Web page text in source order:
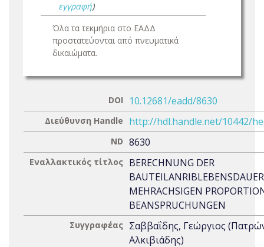
εγγραφή)
Όλα τα τεκμήρια στο ΕΑΔΔ
προστατεύονται από πνευματικά
δικαιώματα.
DOI 10.12681/eadd/8630
Διεύθυνση Handle http://hdl.handle.net/10442/
ND 8630
Εναλλακτικός τίτλος BERECHNUNG DER
MEHRACHSIGEN
BEANSPRUCHUNGEN
Συγγραφέας Σαββαΐδης, Γεώργιος
Αλκιβιάδης)